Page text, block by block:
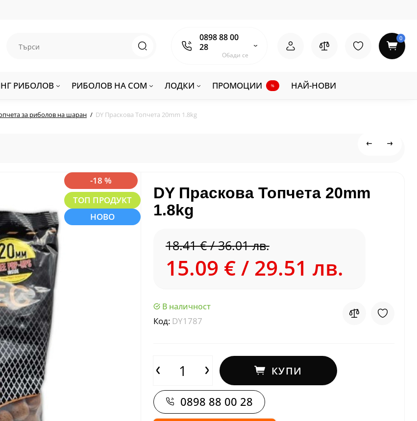
0898 88 00
28
Обади се
0
РИБОЛОВ РИБОЛОВ НА СОМ ЛОДКИ ПРОМОЦИИ % НАЙ-НОВИ
за риболов на шаран DY Праскова Топчета 20mm 1.8kg
-18 %
ТОП ПРОДУКТ
НОВО
DY Праскова Топчета 20mm
1.8kg
18.41 € / 36.01 лв.
15.09 € / 29.51 лв.
В наличност
Код: DY1787
КУПИ
0898 88 00 28